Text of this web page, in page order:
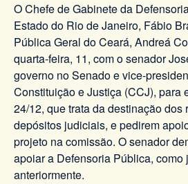
O Chefe de Gabinete da
Estado do Rio de Janeiro, Fábio
Pública Geral do Ceará, Andreá
quarta-feira, 11, com o senador
governo no Senado e vice-
Constituição e Justiça (CCJ), para
24/12, que trata da destinação dos
depósitos judiciais, e pedirem
projeto na comissão. O senador
apoiar a Defensoria Pública, como
anteriormente.